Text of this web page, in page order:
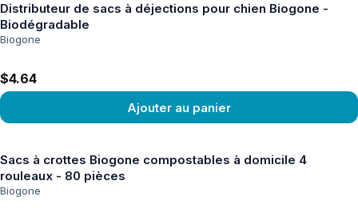
Distributeur de sacs à déjections pour chien Biogone -
Biodégradable
Biogone
$4.64
Ajouter au panier
Sacs à crottes Biogone compostables à domicile 4
rouleaux - 80 pièces
Biogone